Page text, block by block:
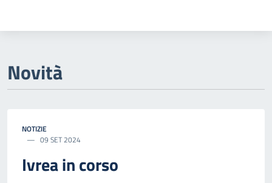
Novità
NOTIZIE
09 SET 2024
Ivrea in corso